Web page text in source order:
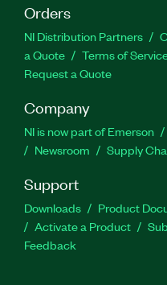
Orders
NI Distribution Partners
a Quote
Terms of
Request a Quote
Company
NI is now part of Emerson
Newsroom
Supply
Support
Downloads Product
Activate a Product
Feedback